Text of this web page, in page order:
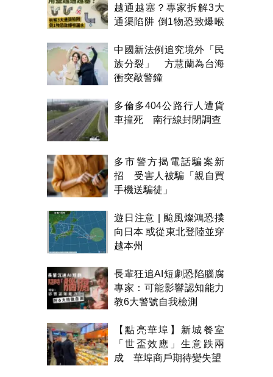
越通越塞？專家拆解3大
通渠陷阱 倒1物恐致爆喉
中國新法例追究境外「民
族分裂」 方慧蘭為台海
衝突敲警鐘
多倫多404公路行人遭貨
車撞死 南行線封閉調查
多市警方揭電話騙案新
招 受害人被騙「親自買
手機送騙徒」
遊日注意 | 颱風燦鴻恐撲
向日本 或從東北登陸並穿
越本州
長輩狂追AI短劇恐陷腦腐
專家：可能影響認知能力
教6大警號自我檢測
【點亮華埠】新城餐室
「世盃效應」生意跌兩
成 華埠商戶期待變失望